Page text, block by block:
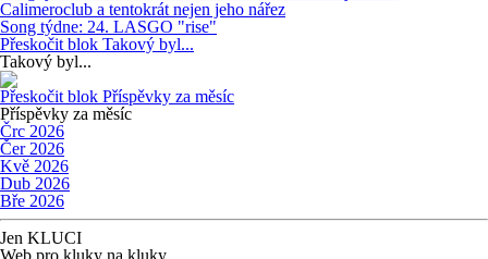
Calimeroclub a tentokrát nejen jeho nářez
Song týdne: 24. LASGO "rise"
Přeskočit blok Takový byl...
Takový byl...
Přeskočit blok Příspěvky za měsíc
Příspěvky za měsíc
Črc 2026
Čer 2026
Kvě 2026
Dub 2026
Bře 2026
Jen KLUCI